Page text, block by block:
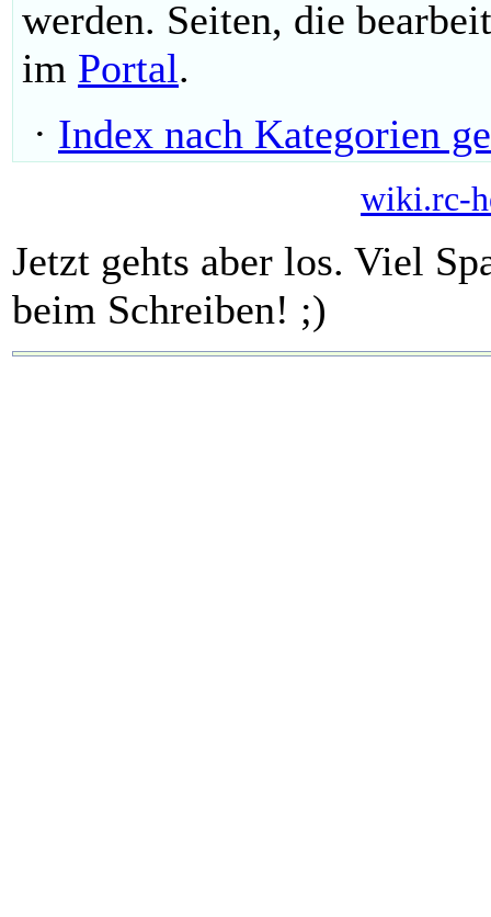
werden. Seiten, die
im Portal.
· Index nach Kategorien
wiki.rc-
Jetzt gehts aber los. Viel
beim Schreiben! ;)